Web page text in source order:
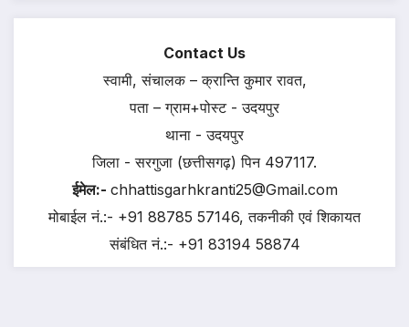
Contact Us
स्वामी, संचालक – क्रान्ति कुमार रावत,
पता – ग्राम+पोस्ट - उदयपुर
थाना - उदयपुर
जिला - सरगुजा (छत्तीसगढ़) पिन 497117.
ईमेल:- chhattisgarhkranti25@Gmail.com
मोबाईल नं.:- +91 88785 57146, तकनीकी एवं शिकायत
संबंधित नं.:- +91 83194 58874